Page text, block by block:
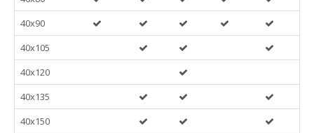
40x90
40x105
40x120
40x135
40x150